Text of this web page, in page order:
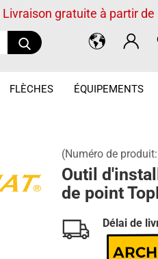
Recherche...
Livraison gratuite à partir de
FLÈCHES ÉQUIPEMENTS
(Numéro de produit:
Outil
de point
Délai de